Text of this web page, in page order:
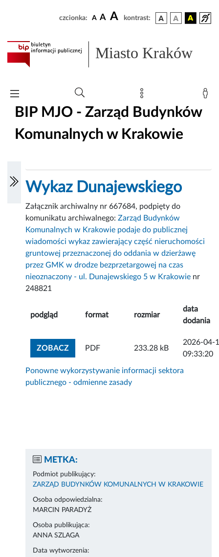
czcionka: A A A kontrast:
Miasto Kraków
BIP MJO - Zarząd Budynków
Komunalnych w Krakowie
Wykaz Dunajewskiego
Załącznik archiwalny nr 667684, podpięty do
komunikatu archiwalnego:Zarząd Budynków
Komunalnych w Krakowie podaje do publicznej
wiadomości wykaz zawierający część nieruchomości
gruntowej przeznaczonej do oddania w dzierżawę
przez GMK w drodze bezprzetargowej na czas
nieoznaczony - ul. Dunajewskiego 5 w Krakowie nr
248821
podgląd format rozmiar
data
dodania
ZOBACZZOBACZ ZAŁĄCZNIK
PDF 233.28 kB
2026-04-
09:33:20
Ponowne wykorzystywanie informacji sektora
publicznego - odmienne zasady
METKA:
Podmiot publikujący:
ZARZĄD BUDYNKÓW KOMUNALNYCH W KRAKOWIE
Osoba odpowiedzialna:
MARCIN PARADYŻ
Osoba publikująca:
ANNA SZLAGA
Data wytworzenia: